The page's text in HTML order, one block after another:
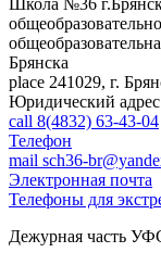
Школа №36
Брянска
place 241029, г.
Юридический адрес
call 8(4832) 63-43-04
Телефон
mail sch36-
Электронная почта
Телефоны для
Дежурная часть